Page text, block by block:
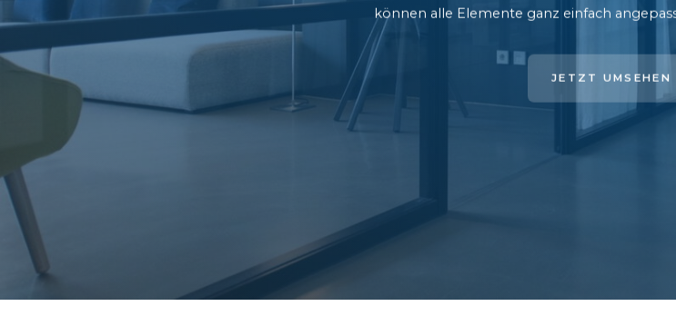
können alle Elemente ganz einfach
JETZT UMSEHEN